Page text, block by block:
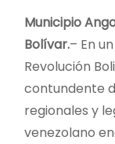
Municipio
Bolívar.– En
Revolución
contundente
regionales y
venezolano